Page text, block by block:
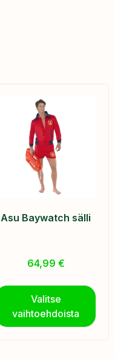
Asu Baywatch sälli
64,99 €
Valitse
vaihtoehdoista